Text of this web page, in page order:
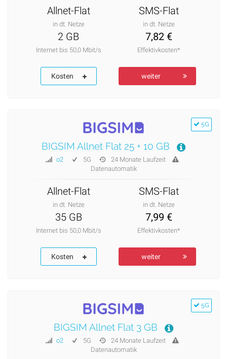
Allnet-Flat
in dt. Netze
SMS-Flat
in dt. Netze
2 GB
Internet bis 50,0 Mbit/s
7,82 €
Effektivkosten*
Kosten weiter
5G
BIGSIM Allnet Flat 25 + 10 GB
o2 5G
24 Monate Laufzeit
Datenautomatik
Allnet-Flat
in dt. Netze
SMS-Flat
in dt. Netze
35 GB
Internet bis 50,0 Mbit/s
7,99 €
Effektivkosten*
Kosten weiter
5G
BIGSIM Allnet Flat 3 GB
o2 5G
24 Monate Laufzeit
Datenautomatik